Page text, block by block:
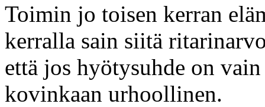
Toimin jo toisen kerran
kerralla sain siitä
että jos hyötysuhde on
kovinkaan urhoollinen.